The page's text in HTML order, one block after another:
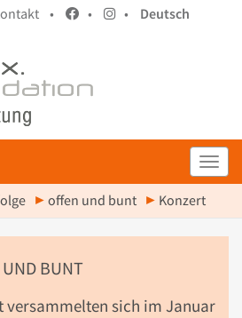
• • •
Deutsch
offen und bunt Konzert
BUNT
versammelten sich im Januar